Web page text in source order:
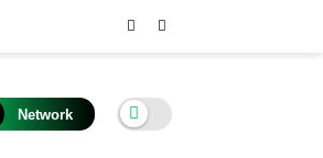
Network